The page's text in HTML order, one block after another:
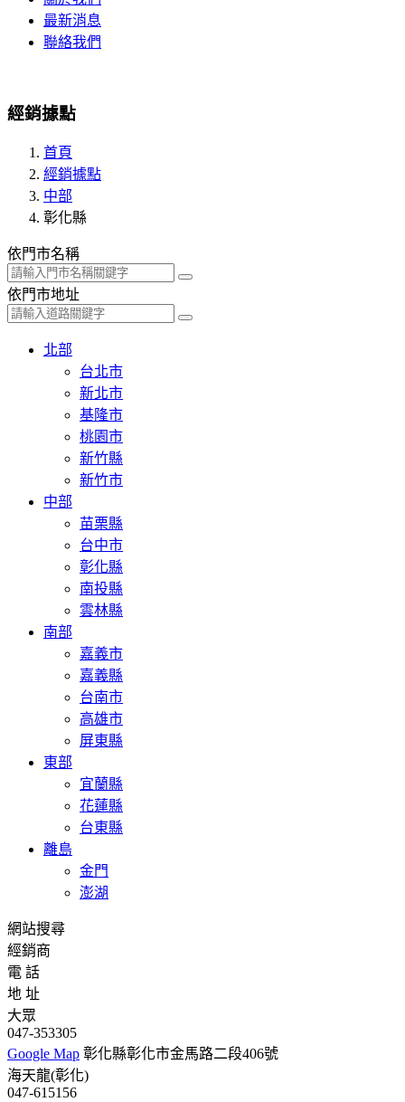
最新消息
聯絡我們
經銷據點
首頁
經銷據點
中部
彰化縣
依門市名稱
依門市地址
北部
台北市
新北市
基隆市
桃園市
新竹縣
新竹市
中部
苗栗縣
台中市
彰化縣
南投縣
雲林縣
南部
嘉義市
嘉義縣
台南市
高雄市
屏東縣
東部
宜蘭縣
花蓮縣
台東縣
離島
金門
澎湖
網站搜尋
經銷商
電 話
地 址
大眾
047-353305
Google Map 彰化縣彰化市金馬路二段406號
海天龍(彰化)
047-615156